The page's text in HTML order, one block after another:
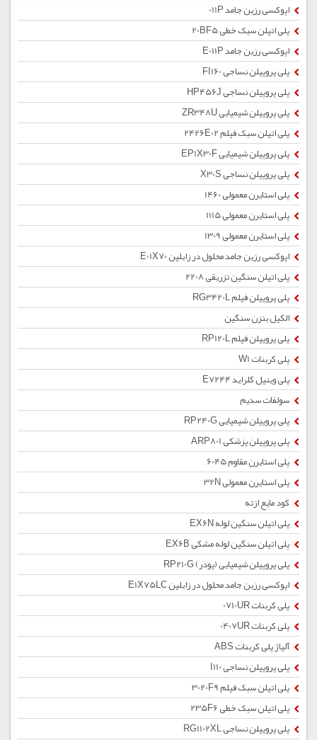
اپوکسی رزین جامد 011P
پلی اتیلن سبک خطی 20BF5
اپوکسی رزین جامد E011P
پلی پروپیلن نساجی FI160
پلی پروپیلن نساجی HP456J
پلی پروپیلن شیمیایی ZR348U
پلی اتیلن سبک فیلم 2426E02
پلی پروپیلن شیمیایی EP1X30F
پلی پروپیلن نساجی X30S
پلی استایرن معمولی 1460
پلی استایرن معمولی 1115
پلی استایرن معمولی 1309
اپوکسی رزین جامد محلول در زایلین E01X70
پلی اتیلن سنگین تزریقی 2208
پلی پروپیلن فیلم RG3420L
الکیل بنزن سنگین
پلی پروپیلن فیلم RP120L
پلی کربنات W1
پلی وینیل کلراید E7244
سولفات سدیم
پلی پروپیلن شیمیایی RP240G
پلی پروپیلن پزشکی ARP801
پلی استایرن مقاوم 6045
پلی استایرن معمولی 32N
کود مایع ازته
پلی اتیلن سنگین لوله EX6N
پلی اتیلن سنگین لوله مشکی EX6B
پلی پروپیلن شیمیایی (پودر) RP210G
اپوکسی رزین جامد محلول در زایلین E1X75LC
پلی کربنات 0710UR
پلی کربنات 0407UR
آلیاژ پلی کربنات ABS
پلی پروپیلن نساجی I110
پلی اتیلن سبک فیلم 3020F9
پلی اتیلن سبک خطی 235F6
پلی پروپیلن نساجی RG1102XL